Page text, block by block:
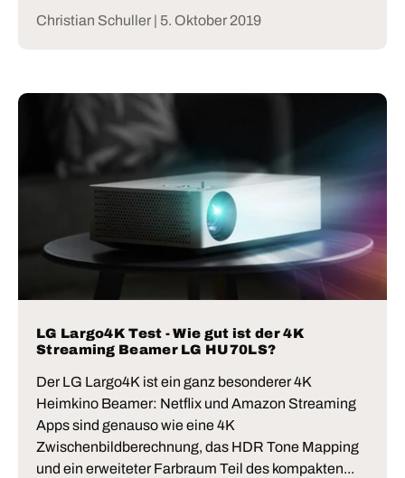
Christian Schuller | 5. Oktober 2019
LG Largo4K Test - Wie gut ist der 4K
Streaming Beamer LG HU70LS?
Der LG Largo4K ist ein ganz besonderer 4K
Heimkino Beamer: Netflix und Amazon Streaming
Apps sind genauso wie eine 4K
Zwischenbildberechnung, das HDR Tone Mapping
und ein erweiteter Farbraum Teil des kompakten...